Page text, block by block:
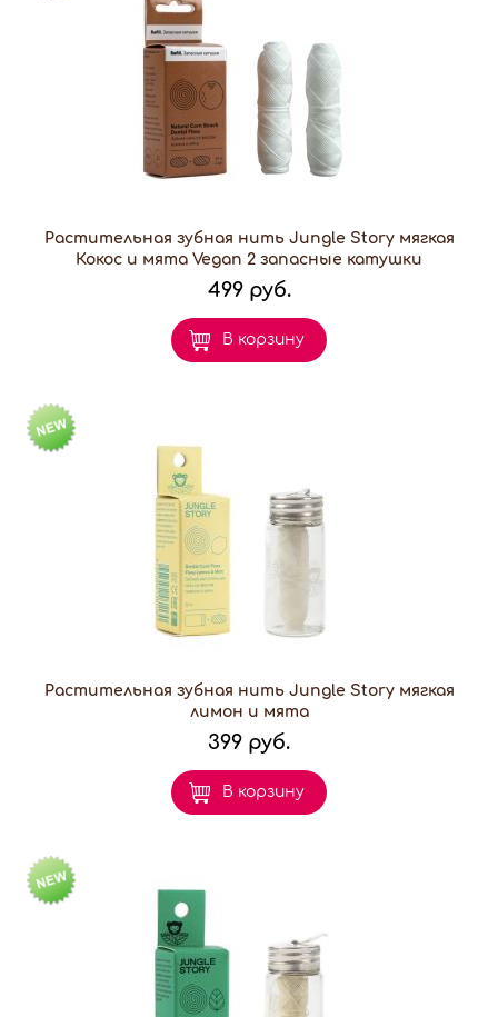
Растительная зубная нить Jungle Story мягкая
Кокос и мята Vegan 2 запасные катушки
499 руб.
В корзину
Растительная зубная нить Jungle Story мягкая
лимон и мята
399 руб.
В корзину